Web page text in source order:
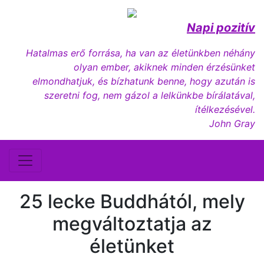
Napi pozitív
Hatalmas erő forrása, ha van az életünkben néhány
olyan ember, akiknek minden érzésünket
elmondhatjuk, és bízhatunk benne, hogy azután is
szeretni fog, nem gázol a lelkünkbe bírálatával,
ítélkezésével.
John Gray
25 lecke Buddhától, mely
megváltoztatja az
életünket